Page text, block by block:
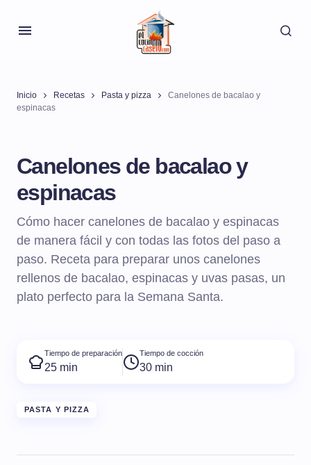
Inicio Recetas Pasta y pizza
Canelones de bacalao y
espinacas
Canelones de bacalao y
espinacas
Cómo hacer canelones de bacalao y espinacas
de manera fácil y con todas las fotos del paso a
paso. Receta para preparar unos canelones
rellenos de bacalao, espinacas y uvas pasas, un
plato perfecto para la Semana Santa.
Tiempo de preparación
25 min
Tiempo de cocción
30 min
PASTA Y PIZZA